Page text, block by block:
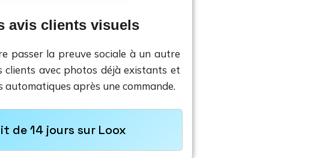
avis clients visuels
passer la preuve sociale à un autre
clients avec photos déjà existants et
automatiques après une commande.
de 14 jours sur Loox